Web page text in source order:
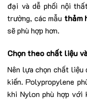
đại và dễ phối nội
trường, các mẫu thảm
sẽ phù hợp hơn.
Chọn theo chất liệu
Nên lựa chọn chất liệu
kiến. Polypropylene
khi Nylon phù hợp với